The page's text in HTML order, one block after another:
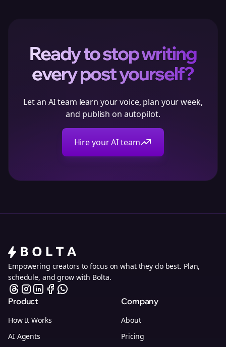
Ready to stop writing
every post yourself?
Let an AI team learn your voice, plan your week,
and publish on autopilot.
Hire your AI team
Empowering creators to focus on what they do best. Plan,
schedule, and grow with Bolta.
Product
How It Works
AI Agents
Company
About
Pricing